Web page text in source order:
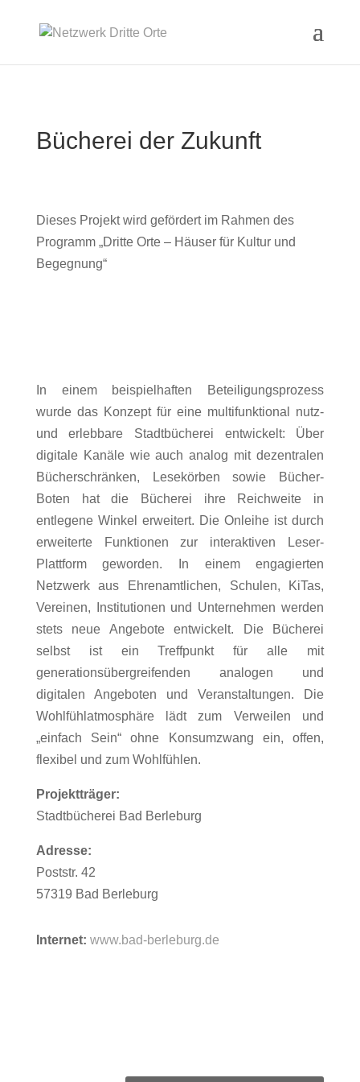
Bücherei der Zukunft
Dieses Projekt wird gefördert im Rahmen des
Programm „Dritte Orte – Häuser für Kultur und
Begegnung“
In einem beispielhaften Beteiligungsprozess
wurde das Konzept für eine multifunktional nutz-
und erlebbare Stadtbücherei entwickelt: Über
digitale Kanäle wie auch analog mit dezentralen
Bücherschränken, Lesekörben sowie Bücher-
Boten hat die Bücherei ihre Reichweite in
entlegene Winkel erweitert. Die Onleihe ist durch
erweiterte Funktionen zur interaktiven Leser-
Plattform geworden. In einem engagierten
Netzwerk aus Ehrenamtlichen, Schulen, KiTas,
Vereinen, Institutionen und Unternehmen werden
stets neue Angebote entwickelt. Die Bücherei
selbst ist ein Treffpunkt für alle mit
generationsübergreifenden analogen und
digitalen Angeboten und Veranstaltungen. Die
Wohlfühlatmosphäre lädt zum Verweilen und
„einfach Sein“ ohne Konsumzwang ein, offen,
flexibel und zum Wohlfühlen.
Projektträger:
Stadtbücherei Bad Berleburg
Adresse:
Poststr. 42
57319 Bad Berleburg
Internet: www.bad-berleburg.de